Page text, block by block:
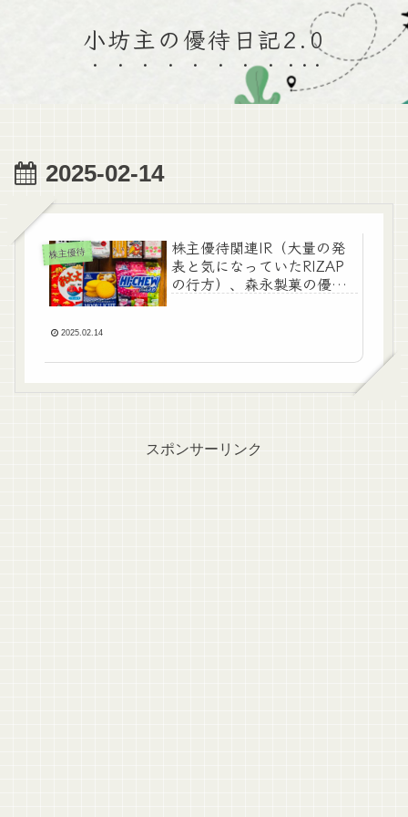
小坊主の優待日記2.0
2025-02-14
株主優待
株主優待関連IR（大量の発
表と気になっていたRIZAP
の行方）、森永製菓の優待
2025.02.14
スポンサーリンク